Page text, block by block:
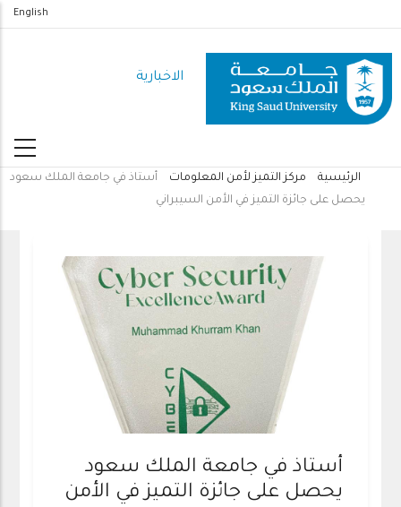
المحتوى
الرئيسي
English
الاخبارية
مسار
الرئيسية مركز التميز لأمن المعلومات
أستاذ في جامعة الملك سعود
يحصل على جائزة التميز في الأمن السيبراني
أستاذ في جامعة الملك سعود
يحصل على جائزة التميز في الأمن